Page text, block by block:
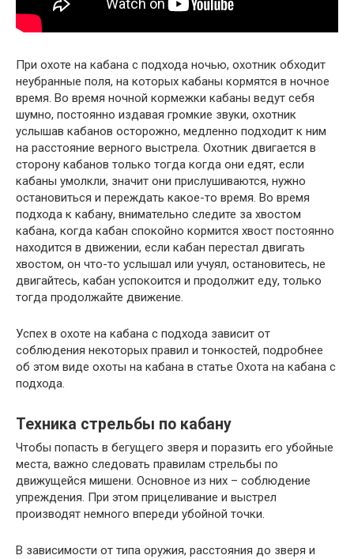
При охоте на кабана с подхода ночью, охотник обходит
неубранные поля, на которых кабаны кормятся в ночное
время. Во время ночной кормежки кабаны ведут себя
шумно, постоянно издавая громкие звуки, охотник
услышав кабанов осторожно, медленно подходит к ним
на расстояние верного выстрела. Охотник двигается в
сторону кабанов только тогда когда они едят, если
кабаны умолкли, значит они прислушиваются, нужно
остановиться и переждать какое-то время. Во время
подхода к кабану, внимательно следите за хвостом
кабана, когда кабан спокойно кормится хвост постоянно
находится в движении, если кабан перестал двигать
хвостом, он что-то услышал или учуял, остановитесь, не
двигайтесь, кабан успокоится и продолжит еду, только
тогда продолжайте движение.
Успех в охоте на кабана с подхода зависит от
соблюдения некоторых правил и тонкостей, подробнее
об этом виде охоты на кабана в статье Охота на кабана с
подхода.
Техника стрельбы по кабану
Чтобы попасть в бегущего зверя и поразить его убойные
места, важно следовать правилам стрельбы по
движущейся мишени. Основное из них – соблюдение
упреждения. При этом прицеливание и выстрел
производят немного впереди убойной точки.
В зависимости от типа оружия, расстояния до зверя и